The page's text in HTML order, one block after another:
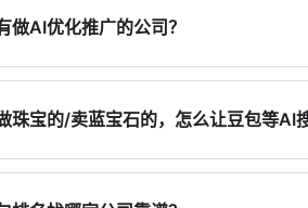
协同通常建议持续3–6个月，并以阶段
做AI优化推广的公司？
提供GEO或AI可见性相关服务的机构
公开信息结构，以及案例是否可核对。
珠宝的/卖蓝宝石的，怎么让豆包等AI
径是：先补齐官网中影响消费决策的
呈现鉴定知识、成品细节与佩戴场景